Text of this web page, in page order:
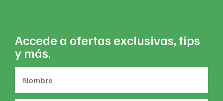
Accede a ofertas exclusivas, tips
y más.